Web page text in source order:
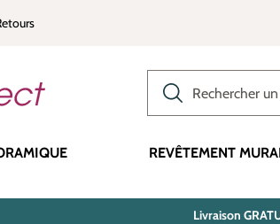
REVÊTEMENT
Livraison